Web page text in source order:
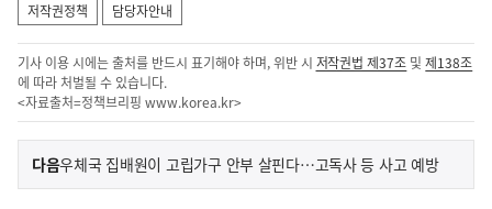
저작권정책
담당자안내
기사 이용 시에는 출처를 반드시 표기해야 하며, 위반 시 저작권법 제37조 및제138조
에 따라 처벌될 수 있습니다.
<자료출처=정책브리핑 www.korea.kr>
이
전
다음기
사
우체국 집배원이 고립가구 안부 살핀다…고독사 등 사고 예방